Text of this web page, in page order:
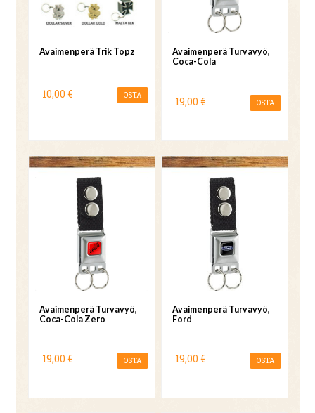
Avaimenperä Trik Topz
10,00 € OSTA
Avaimenperä Turvavyö,
Coca-Cola
19,00 € OSTA
Avaimenperä Turvavyö,
Coca-Cola Zero
19,00 € OSTA
Avaimenperä Turvavyö,
Ford
19,00 € OSTA